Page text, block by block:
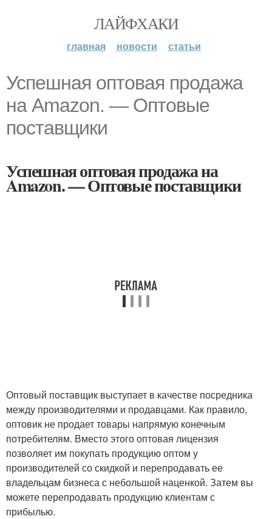
ЛАЙФХАКИ
главная новости статьи
Успешная оптовая продажа
на Amazon. — Оптовые
поставщики
Успешная оптовая продажа на
Amazon. — Оптовые поставщики
Оптовый поставщик выступает в качестве посредника
между производителями и продавцами. Как правило,
оптовик не продает товары напрямую конечным
потребителям. Вместо этого оптовая лицензия
позволяет им покупать продукцию оптом у
производителей со скидкой и перепродавать ее
владельцам бизнеса с небольшой наценкой. Затем вы
можете перепродавать продукцию клиентам с
прибылью.